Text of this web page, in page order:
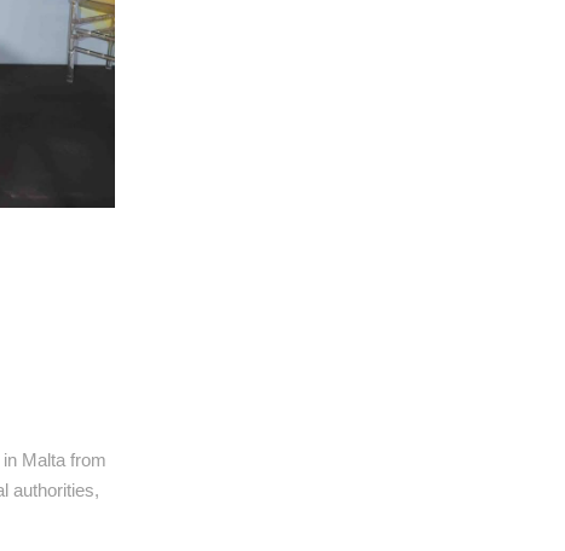
Malta from
authorities,